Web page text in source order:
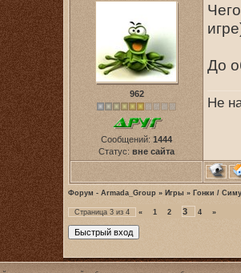
962
Сообщений: 1444
Статус: вне сайта
До
Не
Форум - Armada_Group » Игры » Гонки /
Страница 3 из 4 « 1 2 3 4 »